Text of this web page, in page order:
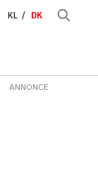
KL DK
ANNONCE